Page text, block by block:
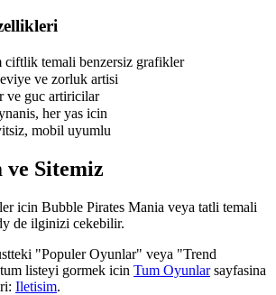
ciftlik temali benzersiz grafikler
ve zorluk artisi
ve guc artiricilar
her yas icin
mobil uyumlu
ve Sitemiz
icin Bubble Pirates Mania veya tatli temali
de ilginizi cekebilir.
"Populer Oyunlar" veya "Trend
listeyi gormek icin Tum Oyunlarsayfasina
Iletisim.